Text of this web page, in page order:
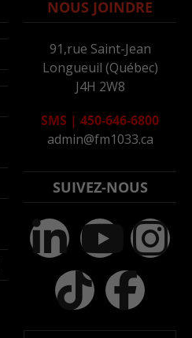
NOUS JOINDRE
91,rue Saint-Jean
Longueuil (Québec)
J4H 2W8
SMS | 450-646-6800
admin@fm1033.ca
SUIVEZ-NOUS